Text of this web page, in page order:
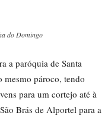
do Domingo
a paróquia de Santa
mesmo pároco, tendo
para um cortejo até à
Brás de Alportel para a